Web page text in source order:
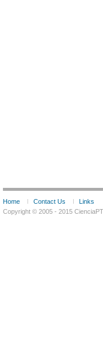
Home Contact Us
Links
Copyright © 2005 - 2015